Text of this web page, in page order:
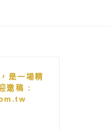
是一場精
邀稿 :